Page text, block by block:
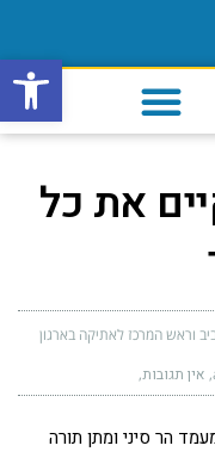
פתח
את כל
וראש המרכז לאתיקה בארגון
אין תגובות
הר סיני ומתן תורה